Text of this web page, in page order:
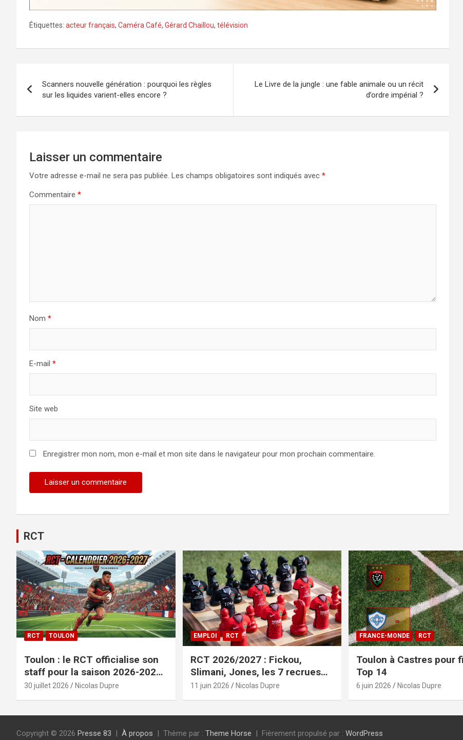
Étiquettes: acteur français, Caméra Café, Gérard Chaillou, télévision
de
l’article
Scanners nouvelle génération : pourquoi les règles
sur les liquides varient-elles encore ?
Le Livre de la jungle : une fable animale ou un récit
d’ordre impérial ?
Laisser un commentaire
Votre adresse e-mail ne sera pas publiée. Les champs obligatoires sont indiqués avec *
Commentaire *
Nom *
E-mail *
Site web
Enregistrer mon nom, mon e-mail et mon site dans le navigateur pour mon prochain commentaire.
RCT
RCT TOULON
Toulon : le RCT officialise son
staff pour la saison 2026-2027+
le calendrier
30 juillet 2026 Nicolas Dupre
EMPLOI RCT
RCT 2026/2027 : Fickou,
Slimani, Jones, les 7 recrues
officialisées
11 juin 2026 Nicolas Dupre
FRANCE-MONDE RCT
Toulon à Castres pour
Top 14
6 juin 2026 Nicolas Dupre
Copyright © 2026 Presse 83 À propos Thème par : Theme Horse Fièrement propulsé par : WordPress